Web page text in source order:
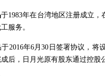
于1983年在台湾地区注册成立，
服务。
2016年6月30 日签署协议，将
后，日月光原有股东通过控股